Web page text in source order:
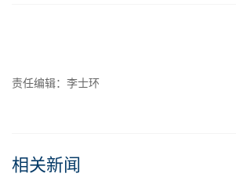
责任编辑：李士环
相关新闻